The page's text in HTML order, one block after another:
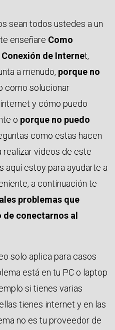
sean todos ustedes a un
enseñare Como
de Internet,
a menudo, porque no
como solucionar
y cómo puedo
o porque no puedo
como estas hacen
realizar videos de este
aquí estoy para ayudarte a
a continuación te
problemas que
de conectarnos al
solo aplica para casos
está en tu PC o laptop
si tienes varias
tienes internet y en las
no es tu proveedor de